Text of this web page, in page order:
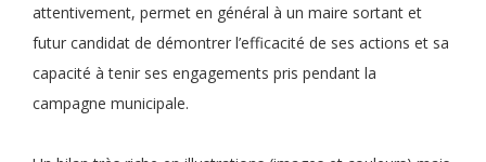
attentivement, permet en général à un maire sortant et
futur candidat de démontrer l’efficacité de ses actions et sa
capacité à tenir ses engagements pris pendant la
campagne municipale.